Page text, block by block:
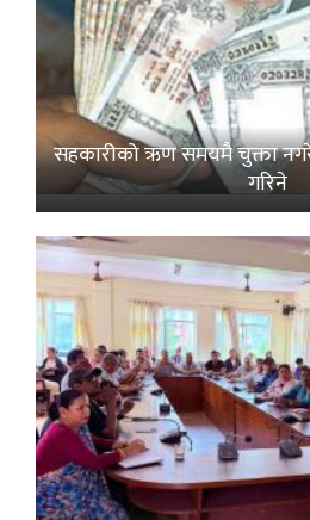
सहकारीको ऋण समयमै चुक्ता
गरिने